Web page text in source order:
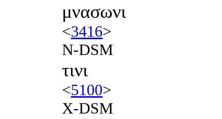
μνασωνι
<3416>
N-DSM
τινι
<5100>
X-DSM